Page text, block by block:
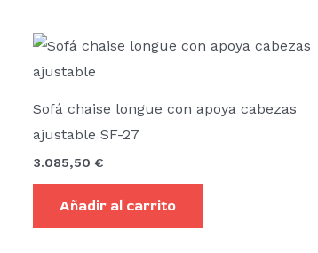
Sofá chaise longue con apoya cabezas
ajustable SF-27
3.085,50 €
Añadir al carrito